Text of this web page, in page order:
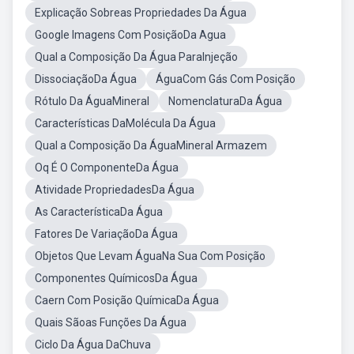
Explicação Sobreas Propriedades Da Água
Google Imagens Com PosiçãoDa Agua
Qual a Composição Da Água ParaInjeção
DissociaçãoDa Água
ÁguaCom Gás Com Posição
Rótulo Da ÁguaMineral
NomenclaturaDa Água
Características DaMolécula Da Água
Qual a Composição Da ÁguaMineral Armazem
Oq É O ComponenteDa Água
Atividade PropriedadesDa Água
As CaracterísticaDa Água
Fatores De VariaçãoDa Água
Objetos Que Levam ÁguaNa Sua Com Posição
Componentes QuímicosDa Água
Caern Com Posição QuímicaDa Água
Quais Sãoas Funções Da Água
Ciclo Da Água DaChuva